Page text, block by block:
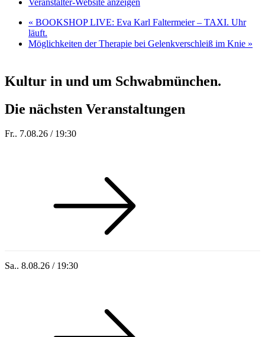
« BOOKSHOP LIVE: Eva Karl Faltermeier – TAXI. Uhr
läuft.
Möglichkeiten der Therapie bei Gelenkverschleiß im Knie »
Kultur in und um Schwabmünchen.
Die nächsten Veranstaltungen
Fr.. 7.08.26 / 19:30
Sa.. 8.08.26 / 19:30